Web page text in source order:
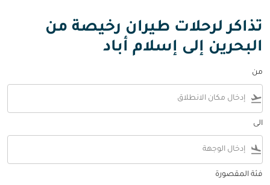
تذاكر لرحلات طيران رخيصة من
البحرين إلى إسلام أباد
من
flight_takeoff
الى
flight_land
فئة المقصورة